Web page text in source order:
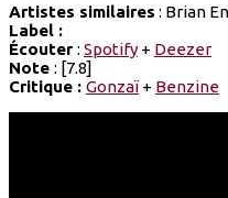
Artistes similaires : Brian
Label :
Écouter : Spotify + Deezer
Note : [7.8]
Critique : Gonzaï + Benzine